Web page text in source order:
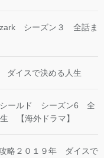
シーズン３ 全話ま
イスで決める人生
シールド シーズン6 全
【海外ドラマ】
略２０１９年 ダイスで